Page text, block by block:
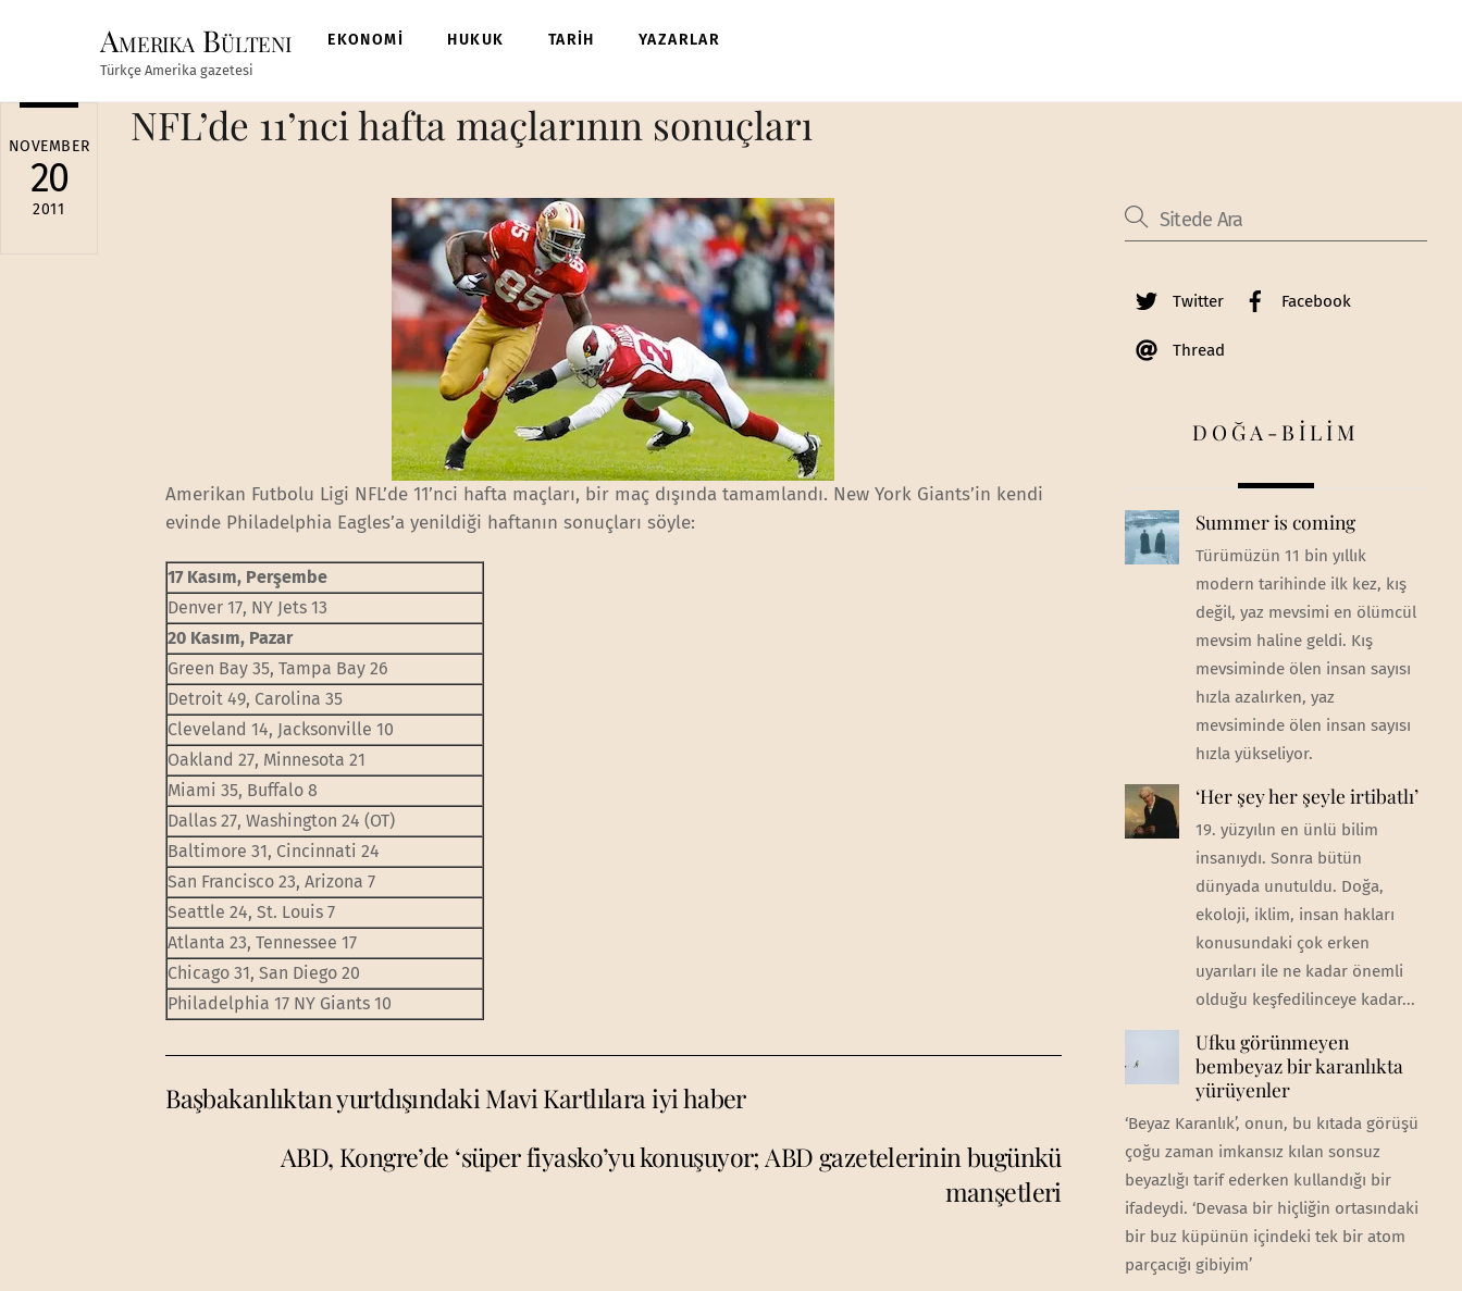
Amerika Bülteni
Türkçe Amerika gazetesi
EKONOMİ HUKUK TARİH YAZARLAR
NOVEMBER
20
2011
NFL’de 11’nci hafta maçlarının sonuçları
Amerikan Futbolu Ligi NFL’de 11’nci hafta maçları, bir maç dışında tamamlandı. New York Giants’in kendi
evinde Philadelphia Eagles’a yenildiği haftanın sonuçları söyle:
17 Kasım, Perşembe
Denver 17, NY Jets 13
20 Kasım, Pazar
Green Bay 35, Tampa Bay 26
Detroit 49, Carolina 35
Cleveland 14, Jacksonville 10
Oakland 27, Minnesota 21
Miami 35, Buffalo 8
Dallas 27, Washington 24 (OT)
Baltimore 31, Cincinnati 24
San Francisco 23, Arizona 7
Seattle 24, St. Louis 7
Atlanta 23, Tennessee 17
Chicago 31, San Diego 20
Philadelphia 17 NY Giants 10
Başbakanlıktan yurtdışındaki Mavi Kartlılara iyi haber
ABD, Kongre’de ‘süper fiyasko’yu konuşuyor; ABD gazetelerinin bugünkü
manşetleri
Twitter Facebook
Thread
DOĞA-BİLİM
Summer is coming
Türümüzün 11 bin yıllık
modern tarihinde ilk kez, kış
değil, yaz mevsimi en ölümcül
mevsim haline geldi. Kış
mevsiminde ölen insan sayısı
hızla azalırken, yaz
mevsiminde ölen insan sayısı
hızla yükseliyor.
‘Her şey her şeyle irtibatlı’
19. yüzyılın en ünlü bilim
insanıydı. Sonra bütün
dünyada unutuldu. Doğa,
ekoloji, iklim, insan hakları
konusundaki çok erken
uyarıları ile ne kadar önemli
olduğu keşfedilinceye kadar...
Ufku görünmeyen
bembeyaz bir karanlıkta
yürüyenler
‘Beyaz Karanlık’, onun, bu kıtada görüşü
çoğu zaman imkansız kılan sonsuz
beyazlığı tarif ederken kullandığı bir
ifadeydi. ‘Devasa bir hiçliğin ortasındaki
bir buz küpünün içindeki tek bir atom
parçacığı gibiyim’